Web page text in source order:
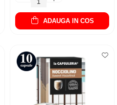
ADAUGA IN COS